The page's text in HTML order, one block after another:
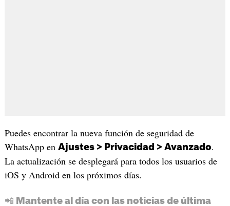
Puedes encontrar la nueva función de seguridad de
WhatsApp en Ajustes > Privacidad > Avanzado.
La actualización se desplegará para todos los usuarios de
iOS y Android en los próximos días.
📲 Mantente al día con las noticias de última